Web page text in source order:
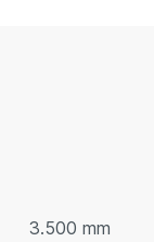
3.500 mm